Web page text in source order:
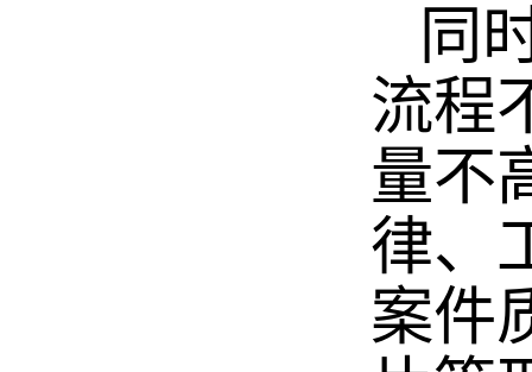
同
流程
量不
律、
案件